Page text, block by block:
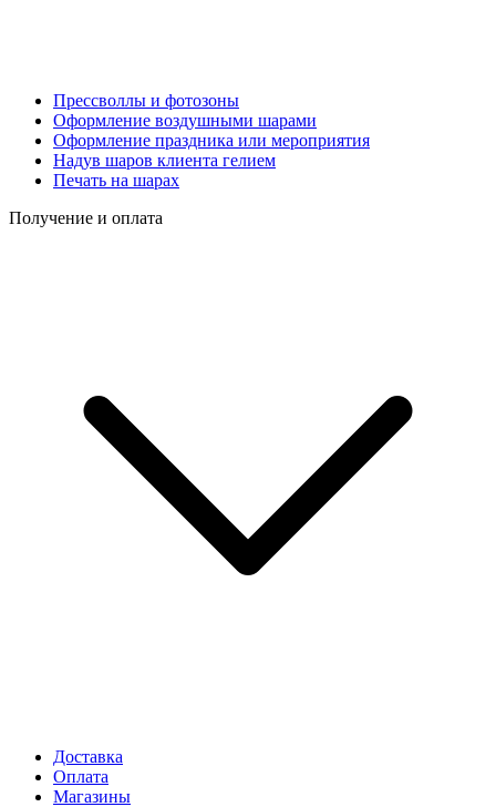
Прессволлы и фотозоны
Оформление воздушными шарами
Оформление праздника или мероприятия
Надув шаров клиента гелием
Печать на шарах
Получение и оплата
Доставка
Оплата
Магазины